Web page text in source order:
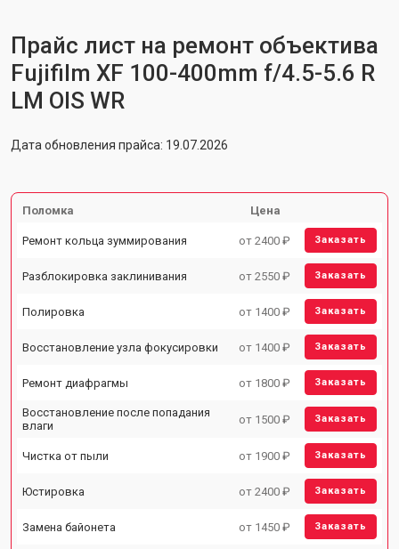
Прайс лист на ремонт объектива
Fujifilm XF 100-400mm f/4.5-5.6 R
LM OIS WR
Дата обновления прайса: 19.07.2026
Поломка Цена
Ремонт кольца зуммирования от 2400 ₽ Заказать
Разблокировка заклинивания от 2550 ₽ Заказать
Полировка от 1400 ₽ Заказать
Восстановление узла фокусировки от 1400 ₽ Заказать
Ремонт диафрагмы от 1800 ₽ Заказать
Восстановление после попадания
влаги
от 1500 ₽ Заказать
Чистка от пыли от 1900 ₽ Заказать
Юстировка от 2400 ₽ Заказать
Замена байонета от 1450 ₽ Заказать